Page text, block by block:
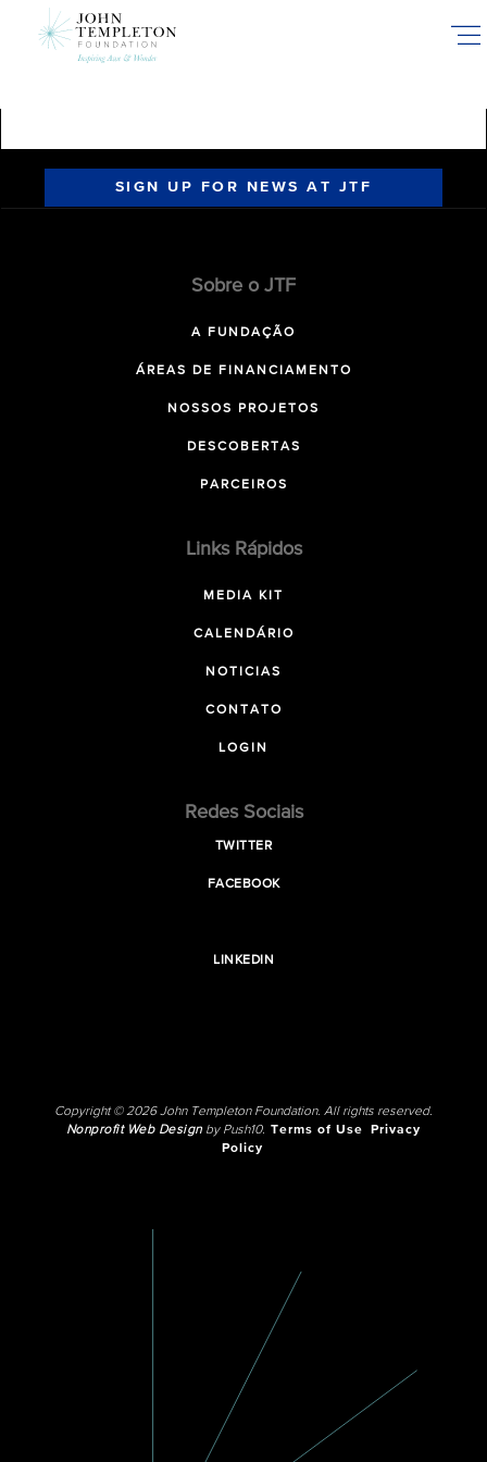
SIGN UP FOR NEWS AT JTF
Sobre o JTF
A FUNDAÇÃO
ÁREAS DE FINANCIAMENTO
NOSSOS PROJETOS
DESCOBERTAS
PARCEIROS
Links Rápidos
MEDIA KIT
CALENDÁRIO
NOTICIAS
CONTATO
LOGIN
Redes Sociais
TWITTER
FACEBOOK
LINKEDIN
Copyright © 2026 John Templeton Foundation. All rights reserved.
Nonprofit Web Designby Push10. Terms of Use
Privacy
Policy